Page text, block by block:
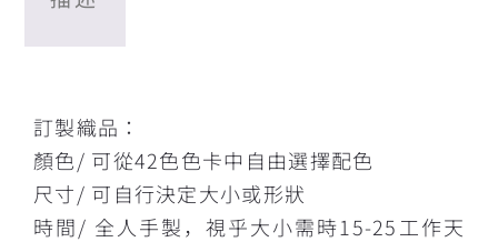
訂製織品：
顏色/ 可從42色色卡中自由選擇配色
尺寸/ 可自行決定大小或形狀
時間/ 全人手製，視乎大小需時15-25工作天